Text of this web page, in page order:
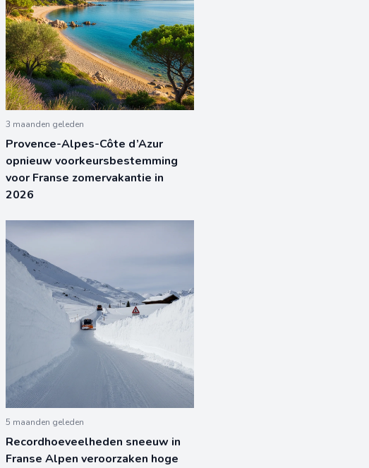
3 maanden geleden
Provence-Alpes-Côte d’Azur
opnieuw voorkeursbestemming
voor Franse zomervakantie in
2026
5 maanden geleden
Recordhoeveelheden sneeuw in
Franse Alpen veroorzaken hoge